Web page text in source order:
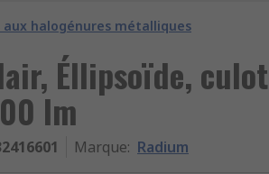
aux halogénures métalliques
Éllipsoïde, culot
lm
Marque: Radium